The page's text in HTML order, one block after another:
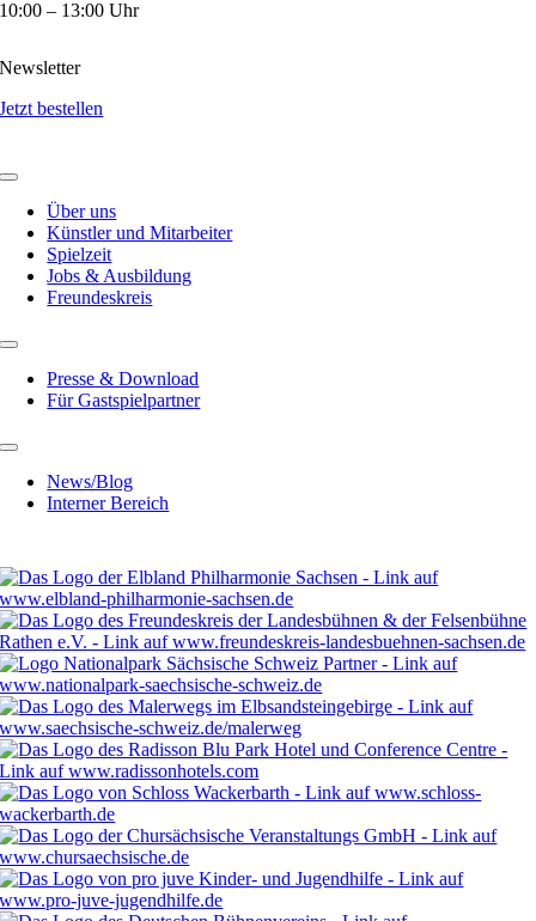
10:00 – 13:00 Uhr
Newsletter
Jetzt bestellen
Über uns
Künstler und Mitarbeiter
Spielzeit
Jobs & Ausbildung
Freundeskreis
Presse & Download
Für Gastspielpartner
News/Blog
Interner Bereich